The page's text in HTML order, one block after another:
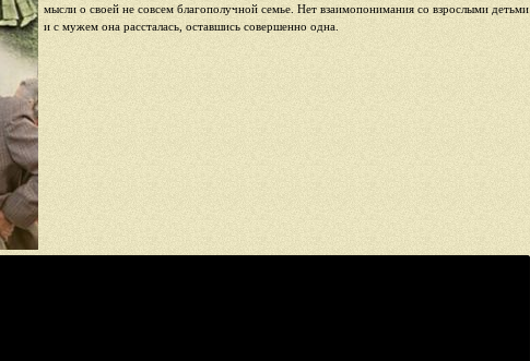
мысли о своей не совсем благополучной семье. Нет взаимопонимания со взрослыми детьми
и с мужем она рассталась, оставшись совершенно одна.